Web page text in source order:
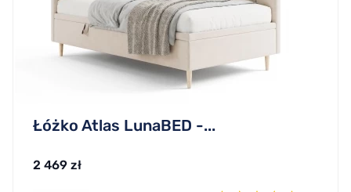
Łóżko Atlas LunaBED -...
2 469 zł